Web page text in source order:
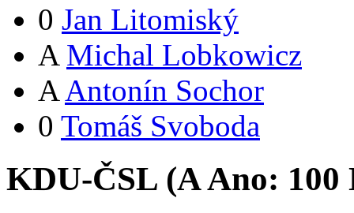
0 Jan Litomiský
A Michal Lobkowicz
A Antonín Sochor
0 Tomáš Svoboda
KDU-ČSL (AAno: 100